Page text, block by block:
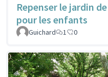
Repenser le jardin
pour les enfants
Guichard
1 0